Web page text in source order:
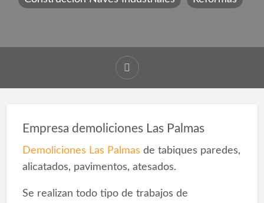
Empresa demoliciones Las Palmas
Demoliciones Las Palmas de tabiques paredes,
alicatados, pavimentos, atesados.
Se realizan todo tipo de trabajos de